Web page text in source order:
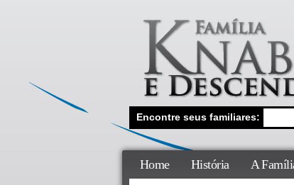
Encontre seus familiares:
Home História A